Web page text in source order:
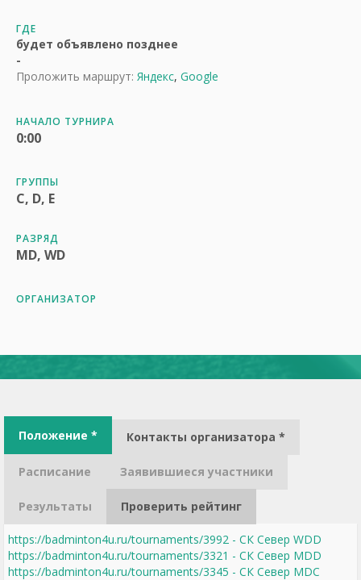
ГДЕ
будет объявлено позднее
-
Проложить маршрут: Яндекс, Google
НАЧАЛО ТУРНИРА
0:00
ГРУППЫ
C, D, E
РАЗРЯД
MD, WD
ОРГАНИЗАТОР
Положение * Контакты организатора *
Расписание Заявившиеся участники
Результаты Проверить рейтинг
https://badminton4u.ru/tournaments/3992 - СК Север WDD
https://badminton4u.ru/tournaments/3321 - СК Север MDD
https://badminton4u.ru/tournaments/3345 - СК Север MDC